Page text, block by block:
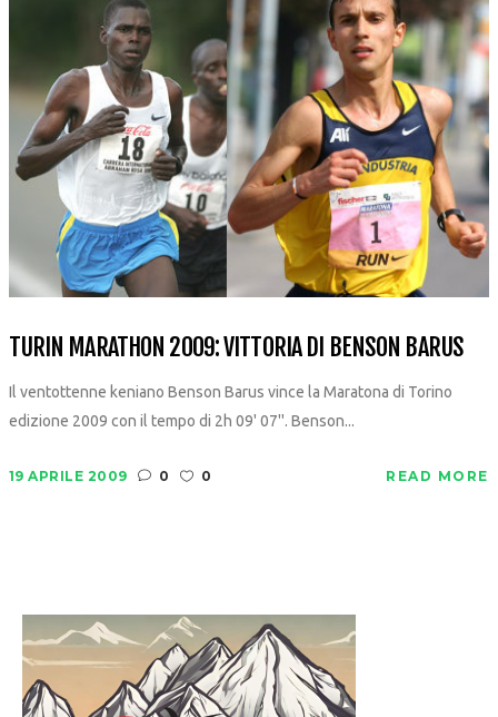
TURIN MARATHON 2009: VITTORIA DI BENSON BARUS
Il ventottenne keniano Benson Barus vince la Maratona di Torino
edizione 2009 con il tempo di 2h 09' 07''. Benson...
19 APRILE 2009 0 0 READ MORE